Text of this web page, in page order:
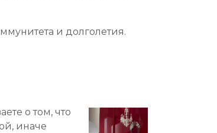
и долголетия.
о том, что
иначе